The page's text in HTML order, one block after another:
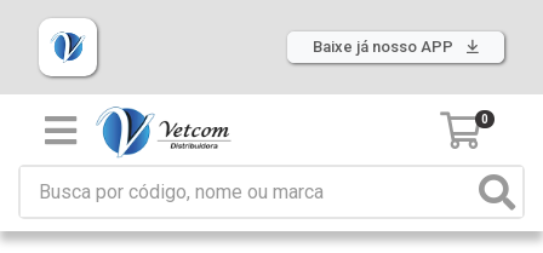
Baixe já nosso APP
0